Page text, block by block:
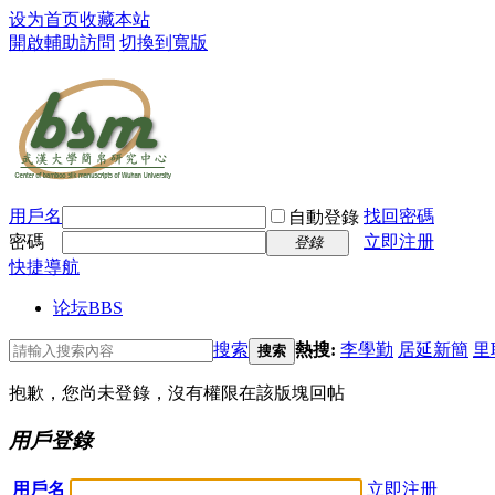
设为首页收藏本站
開啟輔助訪問 切換到寬版
用戶名 自動登錄 找回密碼
密碼
登錄
立即注册
快捷導航
论坛BBS
搜索 搜索 熱搜: 李學勤 居延新簡 里
抱歉，您尚未登錄，沒有權限在該版塊回帖
用戶登錄
用戶名 立即注册